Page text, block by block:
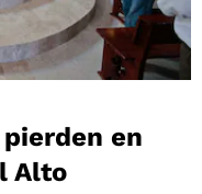
en
Alto